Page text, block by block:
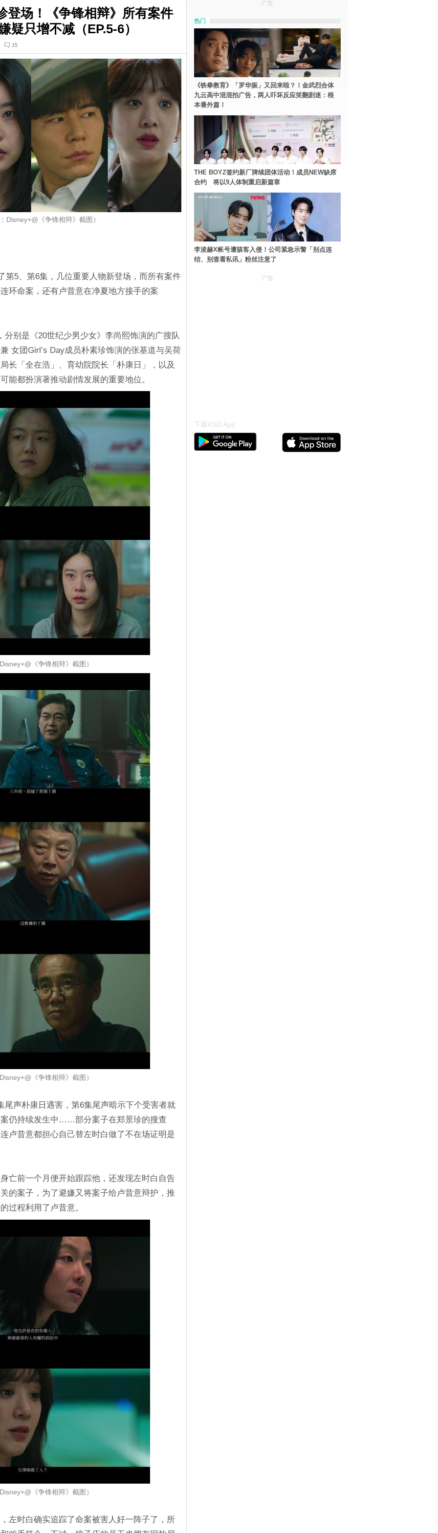
登场！《争锋相辩》所有案件
疑只增不减（EP.5-6）
15
Disney+@《争锋相辩》截图）
第5、第6集，几位重要人物新登场，而所有案件
环命案，还有卢昔意在净夏地方接手的案
别是《20世纪少男少女》李尚熙饰演的广搜队
女团Girl’s Day成员朴素珍饰演的张基道与吴荷
长「全在浩」、育幼院院长「朴康日」，以及
能都扮演著推动剧情发展的重要地位。
《争锋相辩》截图）
《争锋相辩》截图）
尾声朴康日遇害，第6集尾声暗示下个受害者就
仍持续发生中……部分案子在郑景珍的搜查
卢昔意都担心自己替左时白做了不在场证明是
亡前一个月便开始跟踪他，还发现左时白自告
的案子，为了避嫌又将案子给卢昔意辩护，推
过程利用了卢昔意。
《争锋相辩》截图）
左时白确实追踪了命案被害人好一阵子了，所
广告
热门
《铁拳教育》「罗华振」又回来啦？！金武烈合体
九云高中混混拍广告，两人吓坏反应笑翻剧迷：根
本番外篇！
THE BOYZ签约新厂牌续团体活动！成员NEW缺席
合约 将以9人体制重启新篇章
李浚赫X帐号遭骇客入侵！公司紧急示警「别点连
结、别查看私讯」粉丝注意了
广告
下载KSD App